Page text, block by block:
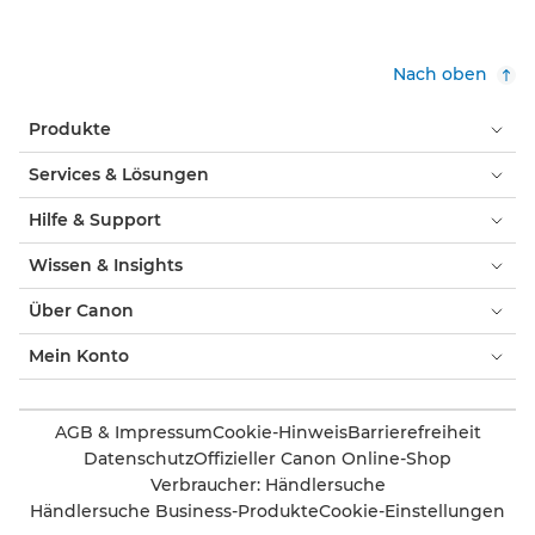
Nach oben
Produkte
Services & Lösungen
Hilfe & Support
Wissen & Insights
Über Canon
Mein Konto
AGB & ImpressumCookie-HinweisBarrierefreiheit
DatenschutzOffizieller Canon Online-Shop
Verbraucher: Händlersuche
Händlersuche Business-ProdukteCookie-Einstellungen